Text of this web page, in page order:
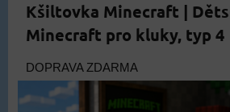
Kšiltovka Minecraft |
Minecraft pro kluky, typ 4
DOPRAVA ZDARMA